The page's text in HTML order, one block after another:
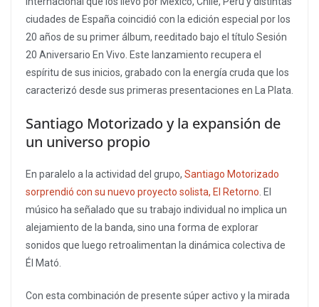
ciudades de España coincidió con la edición especial por los
20 años de su primer álbum, reeditado bajo el título Sesión
20 Aniversario En Vivo. Este lanzamiento recupera el
espíritu de sus inicios, grabado con la energía cruda que los
caracterizó desde sus primeras presentaciones en La Plata.
Santiago Motorizado y la expansión de
un universo propio
En paralelo a la actividad del grupo, Santiago Motorizado
sorprendió con su nuevo proyecto solista, El Retorno. El
músico ha señalado que su trabajo individual no implica un
alejamiento de la banda, sino una forma de explorar
sonidos que luego retroalimentan la dinámica colectiva de
Él Mató.
Con esta combinación de presente súper activo y la mirada